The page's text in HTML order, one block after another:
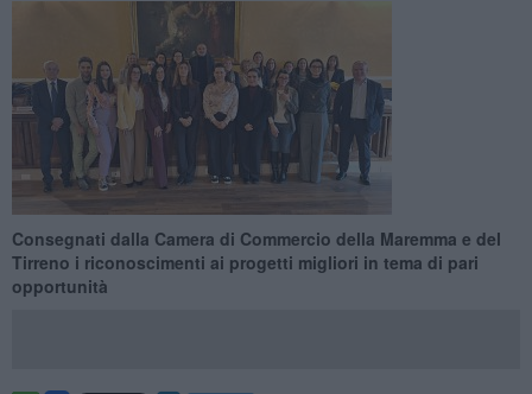
Consegnati dalla Camera di Commercio della Maremma e del
Tirreno i riconoscimenti ai progetti migliori in tema di pari
opportunità